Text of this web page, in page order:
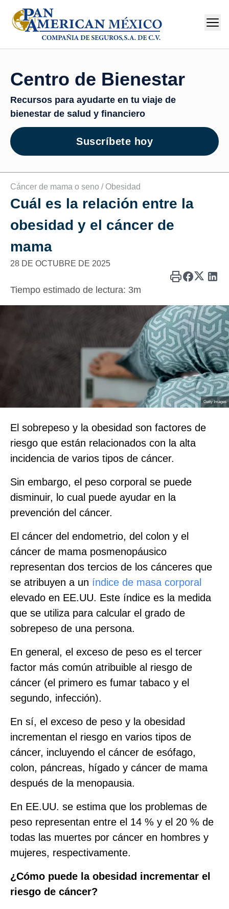
Centro de Bienestar
Recursos para ayudarte en tu viaje de
bienestar de salud y financiero
Suscríbete hoy
Cáncer de mama o seno / Obesidad
Cuál es la relación entre la
obesidad y el cáncer de
mama
28 DE OCTUBRE DE 2025
Tiempo estimado de lectura: 3m
Getty Images
El sobrepeso y la obesidad son factores de
riesgo que están relacionados con la alta
incidencia de varios tipos de cáncer.
Sin embargo, el peso corporal se puede
disminuir, lo cual puede ayudar en la
prevención del cáncer.
El cáncer del endometrio, del colon y el
cáncer de mama posmenopáusico
representan dos tercios de los cánceres que
se atribuyen a un índice de masa corporal
elevado en EE.UU. Este índice es la medida
que se utiliza para calcular el grado de
sobrepeso de una persona.
En general, el exceso de peso es el tercer
factor más común atribuible al riesgo de
cáncer (el primero es fumar tabaco y el
segundo, infección).
En sí, el exceso de peso y la obesidad
incrementan el riesgo en varios tipos de
cáncer, incluyendo el cáncer de esófago,
colon, páncreas, hígado y cáncer de mama
después de la menopausia.
En EE.UU. se estima que los problemas de
peso representan entre el 14 % y el 20 % de
todas las muertes por cáncer en hombres y
mujeres, respectivamente.
¿Cómo puede la obesidad incrementar el
riesgo de cáncer?